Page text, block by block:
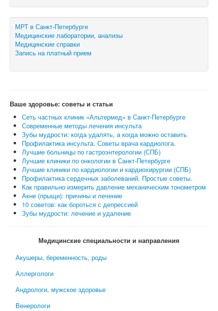
МРТ в Санкт-Петербурге
Медицинские лаборатории, анализы
Медицинские справки
Запись на платный прием
Ваше здоровье: советы и статьи
Сеть частных клиник «Альтермед» в Санкт-Петербурге
Современные методы лечения инсульта
Зубы мудрости: когда удалять, а когда можно оставить
Профилактика инсульта. Советы врача кардиолога.
Лучшие больницы по гастроэнтерологии (СПБ)
Лучшие клиники по онкологии в Санкт-Петербурге
Лучшие клиники по кардиологии и кардиохирургии (СПБ)
Профилактика сердечных заболеваний. Простые советы.
Как правильно измерить давление механическим тонометром
Акне (прыщи): причины и лечение
10 советов: как бороться с депрессией
Зубы мудрости: лечение и удаление
Медицинские специальности и направления
Акушеры, беременность, роды
Аллергологи
Андрологи, мужское здоровье
Венерологи